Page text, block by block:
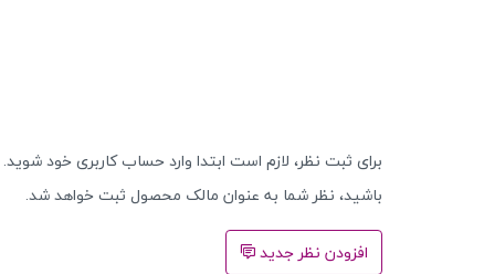
برای ثبت نظر، لازم است ابتدا وارد حساب کاربری خود شوید.
باشید، نظر شما به عنوان مالک محصول ثبت خواهد شد.
افزودن نظر جدید